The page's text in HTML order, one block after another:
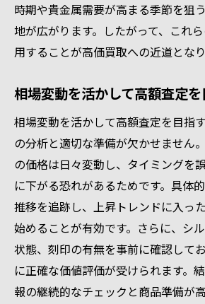
時期や貴金属需要が高まる季節を狙
地が広がります。したがって、これ
用することが高価買取への近道となり
相場変動を活かして高額査定
相場変動を活かして高額査定を目指
の分析と適切な準備が欠かせません
の価格は日々変動し、タイミングを
に下がる恐れがあるためです。具体
推移を追跡し、上昇トレンドに入っ
始めることが有効です。さらに、シ
状態、刻印の有無を事前に確認して
に正確な価値評価が受けられます。
報の継続的なチェックと商品準備が